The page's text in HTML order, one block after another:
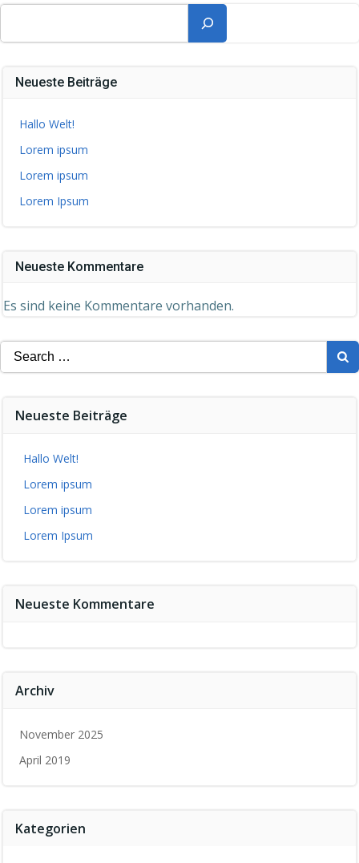
Suchen
Neueste Beiträge
Hallo Welt!
Lorem ipsum
Lorem ipsum
Lorem Ipsum
Neueste Kommentare
Es sind keine Kommentare vorhanden.
Search
for:
Neueste Beiträge
Hallo Welt!
Lorem ipsum
Lorem ipsum
Lorem Ipsum
Neueste Kommentare
Archiv
November 2025
April 2019
Kategorien